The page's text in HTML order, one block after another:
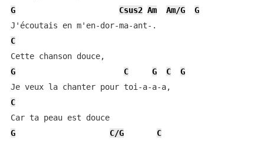
G
Csus2 Am Am/G
G
C
G
C G C
G
C
Car ta peau est douce
G
C/G
C